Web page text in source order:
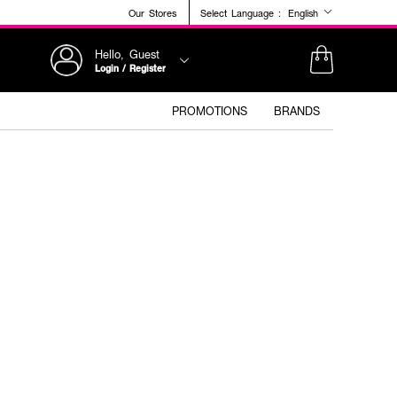
Our Stores Select Language : English
Hello, Guest
Login / Register
PROMOTIONS BRANDS